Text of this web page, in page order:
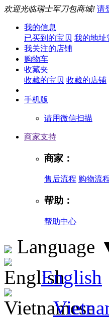
欢迎光临瑞士军刀包商城! 请
我的信息
已买到的宝贝 我的地址
我关注的店铺
购物车
收藏夹
收藏的宝贝 收藏的店铺
手机版
请用微信扫描
商家支持
商家：
售后流程 购物流
帮助：
帮助中心
Language
English